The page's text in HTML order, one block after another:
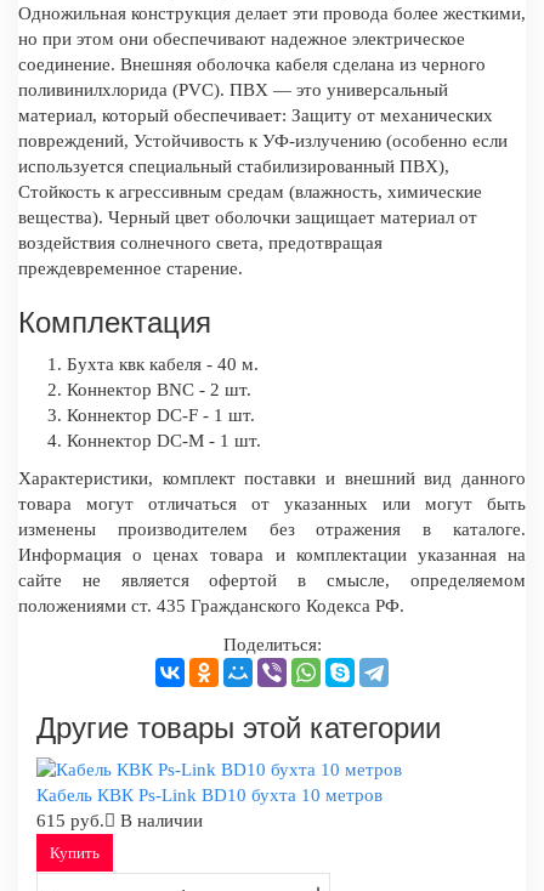
Одножильная конструкция делает эти провода более жесткими,
но при этом они обеспечивают надежное электрическое
соединение. Внешняя оболочка кабеля сделана из черного
поливинилхлорида (PVC). ПВХ — это универсальный
материал, который обеспечивает: Защиту от механических
повреждений, Устойчивость к УФ-излучению (особенно если
используется специальный стабилизированный ПВХ),
Стойкость к агрессивным средам (влажность, химические
вещества). Черный цвет оболочки защищает материал от
воздействия солнечного света, предотвращая
преждевременное старение.
Комплектация
Бухта квк кабеля - 40 м.
Коннектор BNC - 2 шт.
Коннектор DC-F - 1 шт.
Коннектор DC-M - 1 шт.
Характеристики, комплект поставки и внешний вид данного
товара могут отличаться от указанных или могут быть
изменены производителем без отражения в каталоге.
Информация о ценах товара и комплектации указанная на
сайте не является офертой в смысле, определяемом
положениями ст. 435 Гражданского Кодекса РФ.
Поделиться:
Другие товары этой категории
Кабель КВК Ps-Link BD10 бухта 10 метров
615 руб.
В наличии
Купить